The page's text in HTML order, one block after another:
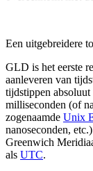
Een uitgebreidere
GLD is het eerste
aanleveren van
tijdstippen
milliseconden (of
zogenaamde Unix
nanoseconden,
Greenwich
als UTC.